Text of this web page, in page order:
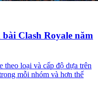
Clash Royale năm
theo loại và cấp độ dựa trên
mỗi nhóm và hơn thế